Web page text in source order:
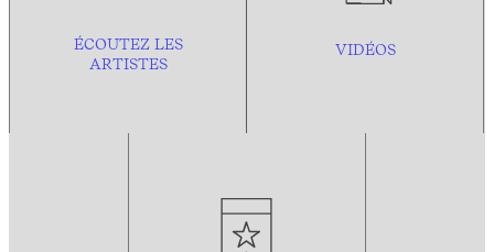
ÉCOUTEZ LES
ARTISTES
VIDÉOS